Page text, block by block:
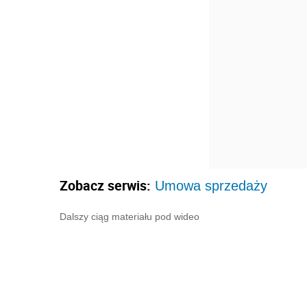
Zobacz serwis: Umowa sprzedaży
Dalszy ciąg materiału pod wideo